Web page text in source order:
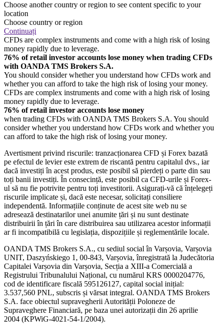
Choose another country or region to see content specific to your
location
Choose country or region
Continuați
CFDs are complex instruments and come with a high risk of losing
money rapidly due to leverage.
76% of retail investor accounts lose money when trading CFDs
with OANDA TMS Brokers S.A.
You should consider whether you understand how CFDs work and
whether you can afford to take the high risk of losing your money.
CFDs are complex instruments and come with a high risk of losing
money rapidly due to leverage.
76% of retail investor accounts lose money
when trading CFDs with OANDA TMS Brokers S.A. You should
consider whether you understand how CFDs work and whether you
can afford to take the high risk of losing your money.
Avertisment privind riscurile: tranzacționarea CFD și Forex bazată
pe efectul de levier este extrem de riscantă pentru capitalul dvs., iar
dacă investiți în acest produs, este posibil să pierdeți o parte din sau
toți banii investiți. În consecință, este posibil ca CFD-urile și Forex-
ul să nu fie potrivite pentru toți investitorii. Asigurați-vă că înțelegeți
riscurile implicate și, dacă este necesar, solicitați consiliere
independentă. Informațiile conținute de acest site web nu se
adresează destinatarilor unei anumite țări și nu sunt destinate
distribuirii în țări în care distribuirea sau utilizarea acestor informații
ar fi incompatibilă cu legislația, dispozițiile și reglementările locale.
OANDA TMS Brokers S.A., cu sediul social în Varșovia, Varșovia
UNIT, Daszyńskiego 1, 00-843, Varșovia, înregistrată la Judecătoria
Capitalei Varșovia din Varșovia, Secția a XIII-a Comercială a
Registrului Tribunalului Național, cu numărul KRS 0000204776,
cod de identificare fiscală 595126127, capital social inițial:
3.537,560 PNL, subscris și vărsat integral. OANDA TMS Brokers
S.A. face obiectul supravegherii Autorității Poloneze de
Supraveghere Financiară, pe baza unei autorizații din 26 aprilie
2004 (KPWiG-4021-54-1/2004).